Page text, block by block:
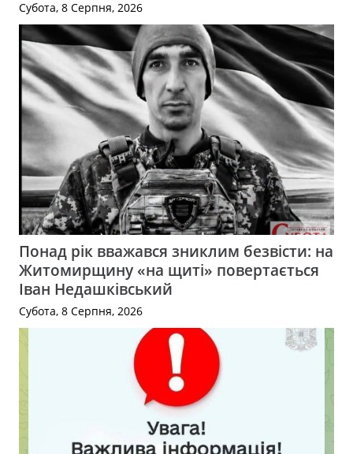
Субота, 8 Серпня, 2026
Понад рік вважався зниклим безвісти: на
Житомирщину «на щиті» повертається
Іван Недашківський
Субота, 8 Серпня, 2026